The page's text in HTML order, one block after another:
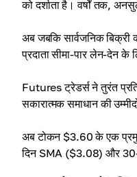
को दर्शाता है। वर्षों तक,
अब जबकि सार्वजनिक बिक्री
प्रदाता सीमा-पार लेन-देन
Futures ट्रेडर्स ने तुरंत
सकारात्मक समाधान की
अब टोकन $3.60 के एक
दिन SMA ($3.08) और 30-